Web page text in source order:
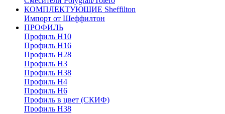
КОМПЛЕКТУЮЩИЕ Sheffilton
Импорт от Шеффилтон
ПРОФИЛЬ
Профиль H10
Профиль H16
Профиль H28
Профиль H3
Профиль H38
Профиль H4
Профиль H6
Профиль в цвет (СКИФ)
Профиль H38